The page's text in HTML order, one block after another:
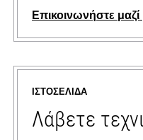
Επικοινωνήστε
ΙΣΤΟΣΕΛΊΔΑ
Λάβετε